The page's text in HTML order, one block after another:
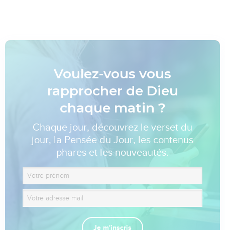
Voulez-vous vous
rapprocher de Dieu
chaque matin ?
Chaque jour, découvrez le verset du
jour, la Pensée du Jour, les contenus
phares et les nouveautés.
Je m'inscris